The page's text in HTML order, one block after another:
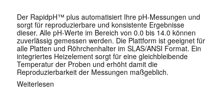
Der RapidpH™ plus automatisiert Ihre pH-Messungen und
sorgt für reproduzierbare und konsistente Ergebnisse
dieser. Alle pH-Werte im Bereich von 0.0 bis 14.0 können
zuverlässig gemessen werden. Die Plattform ist geeignet für
alle Platten und Röhrchenhalter im SLAS/ANSI Format. Ein
integriertes Heizelement sorgt für eine gleichbleibende
Temperatur der Proben und erhöht damit die
Reproduzierbarkeit der Messungen maßgeblich.
Weiterlesen